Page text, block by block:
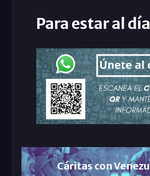
Para estar al día
Cáritas con